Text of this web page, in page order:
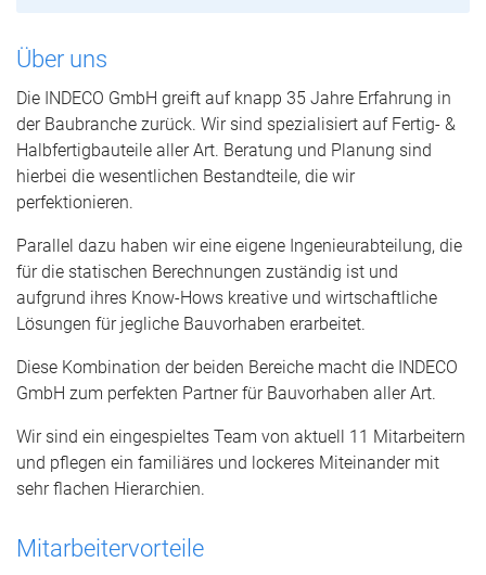
Über uns
Die INDECO GmbH greift auf knapp 35 Jahre Erfahrung in
der Baubranche zurück. Wir sind spezialisiert auf Fertig- &
Halbfertigbauteile aller Art. Beratung und Planung sind
hierbei die wesentlichen Bestandteile, die wir
perfektionieren.
Parallel dazu haben wir eine eigene Ingenieurabteilung, die
für die statischen Berechnungen zuständig ist und
aufgrund ihres Know-Hows kreative und wirtschaftliche
Lösungen für jegliche Bauvorhaben erarbeitet.
Diese Kombination der beiden Bereiche macht die INDECO
GmbH zum perfekten Partner für Bauvorhaben aller Art.
Wir sind ein eingespieltes Team von aktuell 11 Mitarbeitern
und pflegen ein familiäres und lockeres Miteinander mit
sehr flachen Hierarchien.
Mitarbeitervorteile